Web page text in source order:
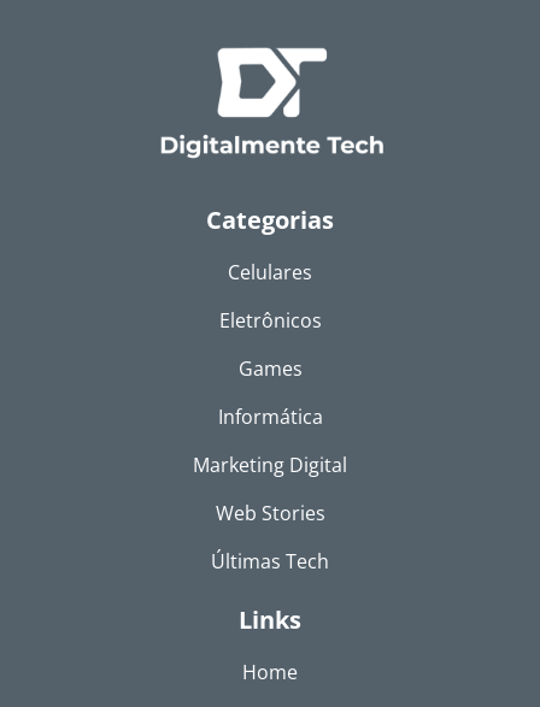
Categorias
Celulares
Eletrônicos
Games
Informática
Marketing Digital
Web Stories
Últimas Tech
Links
Home